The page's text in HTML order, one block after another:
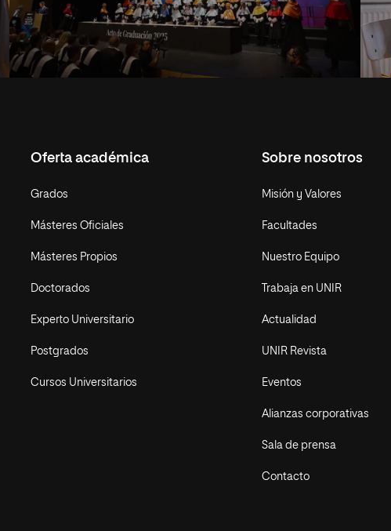
Oferta académica
Grados
Másteres Oficiales
Másteres Propios
Doctorados
Experto Universitario
Postgrados
Cursos Universitarios
Sobre nosotros
Misión y Valores
Facultades
Nuestro Equipo
Trabaja en UNIR
Actualidad
UNIR Revista
Eventos
Alianzas corporativas
Sala de prensa
Contacto